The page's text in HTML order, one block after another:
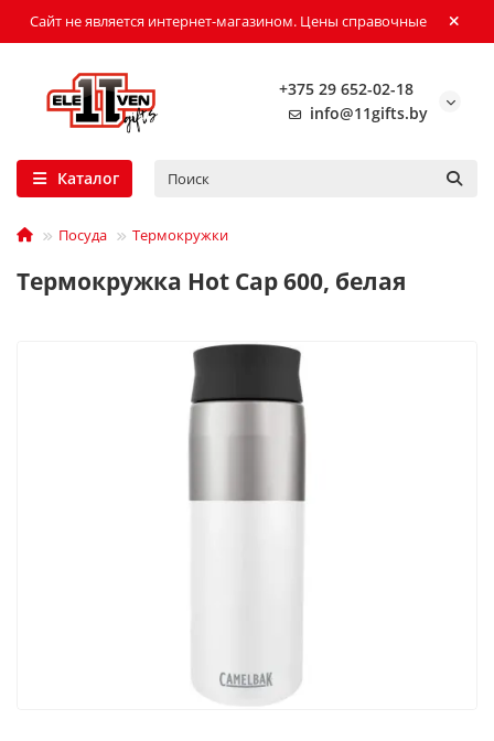
Сайт не является интернет-магазином. Цены справочные
+375 29 652-02-18
info@11gifts.by
Каталог
Посуда Термокружки
Термокружка Hot Cap 600, белая